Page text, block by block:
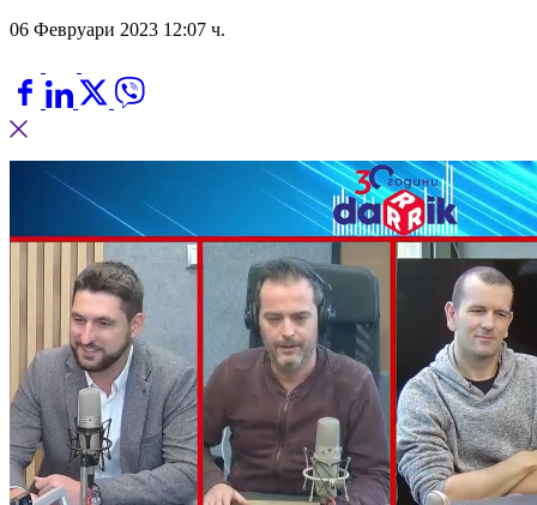
06 Февруари 2023 12:07 ч.